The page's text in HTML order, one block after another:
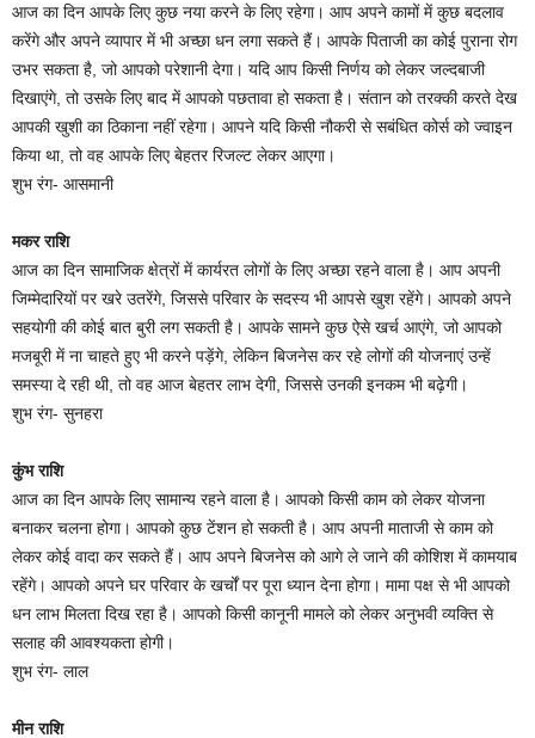
आज का दिन आपके लिए कुछ नया करने के लिए रहेगा। आप अपने कामों में कुछ बदलाव
करेंगे और अपने व्यापार में भी अच्छा धन लगा सकते हैं। आपके पिताजी का कोई पुराना रोग
उभर सकता है, जो आपको परेशानी देगा। यदि आप किसी निर्णय को लेकर जल्दबाजी
दिखाएंगे, तो उसके लिए बाद में आपको पछतावा हो सकता है। संतान को तरक्की करते देख
आपकी खुशी का ठिकाना नहीं रहेगा। आपने यदि किसी नौकरी से सबंधित कोर्स को ज्वाइन
किया था, तो वह आपके लिए बेहतर रिजल्ट लेकर आएगा।
शुभ रंग- आसमानी
मकर राशि
आज का दिन सामाजिक क्षेत्रों में कार्यरत लोगों के लिए अच्छा रहने वाला है। आप अपनी
जिम्मेदारियों पर खरे उतरेंगे, जिससे परिवार के सदस्य भी आपसे खुश रहेंगे। आपको अपने
सहयोगी की कोई बात बुरी लग सकती है। आपके सामने कुछ ऐसे खर्च आएंगे, जो आपको
मजबूरी में ना चाहते हुए भी करने पड़ेंगे, लेकिन बिजनेस कर रहे लोगों की योजनाएं उन्हें
समस्या दे रही थी, तो वह आज बेहतर लाभ देगी, जिससे उनकी इनकम भी बढ़ेगी।
शुभ रंग- सुनहरा
कुंभ राशि
आज का दिन आपके लिए सामान्य रहने वाला है। आपको किसी काम को लेकर योजना
बनाकर चलना होगा। आपको कुछ टेंशन हो सकती है। आप अपनी माताजी से काम को
लेकर कोई वादा कर सकते हैं। आप अपने बिजनेस को आगे ले जाने की कोशिश में कामयाब
रहेंगे। आपको अपने घर परिवार के खर्चों पर पूरा ध्यान देना होगा। मामा पक्ष से भी आपको
धन लाभ मिलता दिख रहा है। आपको किसी कानूनी मामले को लेकर अनुभवी व्यक्ति से
सलाह की आवश्यकता होगी।
शुभ रंग- लाल
मीन राशि